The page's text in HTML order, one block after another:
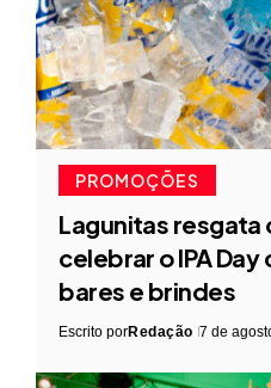
PROMOÇÕES
Lagunitas resgata
celebrar o IPA
bares e brindes
Escrito porRedação 7 de